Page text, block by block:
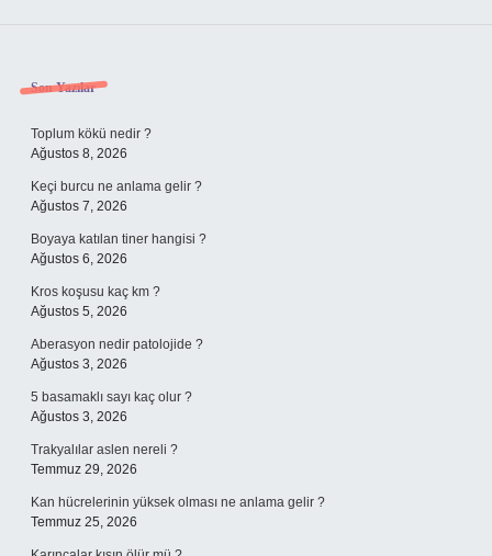
Sidebar
Son Yazılar
Toplum kökü nedir ?
Ağustos 8, 2026
Keçi burcu ne anlama gelir ?
Ağustos 7, 2026
Boyaya katılan tiner hangisi ?
Ağustos 6, 2026
Kros koşusu kaç km ?
Ağustos 5, 2026
Aberasyon nedir patolojide ?
Ağustos 3, 2026
5 basamaklı sayı kaç olur ?
Ağustos 3, 2026
Trakyalılar aslen nereli ?
Temmuz 29, 2026
Kan hücrelerinin yüksek olması ne anlama gelir ?
Temmuz 25, 2026